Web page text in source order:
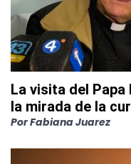
La visita del Papa
la mirada de la
PorFabiana Juarez